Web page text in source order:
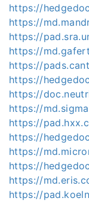
https://
https://
https://
https://
https://
https://
https://
https://
https://
https://
https://
https://
https://
https://